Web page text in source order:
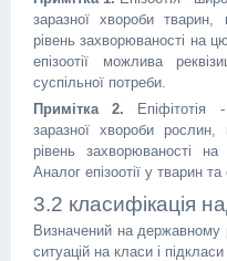
заразної хвороби
рівень захворюваності на
епізоотії можлива
суспільної потреби.
Примітка 2. Епіфітотія
заразної хвороби
рівень захворюваності
Аналог епізоотії у тварин
3.2 класифікація
Визначений на державному
ситуацій на класи і